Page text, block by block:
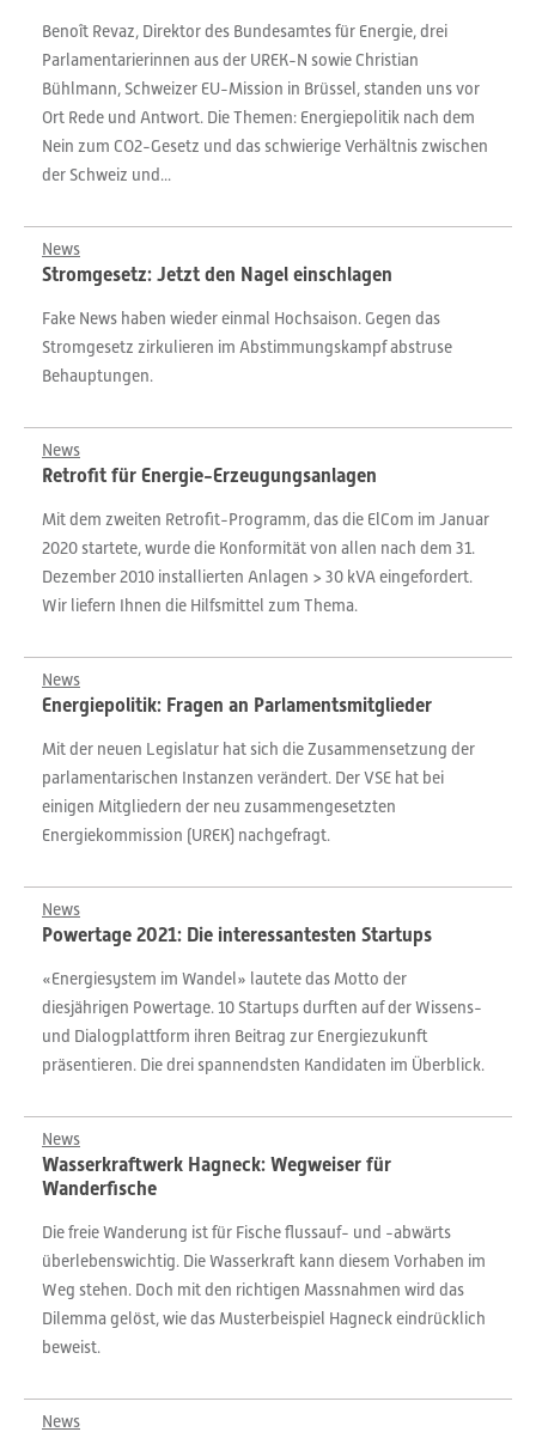
Benoît Revaz, Direktor des Bundesamtes für Energie, drei
Parlamentarierinnen aus der UREK-N sowie Christian
Bühlmann, Schweizer EU-Mission in Brüssel, standen uns vor
Ort Rede und Antwort. Die Themen: Energiepolitik nach dem
Nein zum CO2-Gesetz und das schwierige Verhältnis zwischen
der Schweiz und...
News
Stromgesetz: Jetzt den Nagel einschlagen
Fake News haben wieder einmal Hochsaison. Gegen das
Stromgesetz zirkulieren im Abstimmungskampf abstruse
Behauptungen.
News
Retrofit für Energie-Erzeugungsanlagen
Mit dem zweiten Retrofit-Programm, das die ElCom im Januar
2020 startete, wurde die Konformität von allen nach dem 31.
Dezember 2010 installierten Anlagen > 30 kVA eingefordert.
Wir liefern Ihnen die Hilfsmittel zum Thema.
News
Energiepolitik: Fragen an Parlamentsmitglieder
Mit der neuen Legislatur hat sich die Zusammensetzung der
parlamentarischen Instanzen verändert. Der VSE hat bei
einigen Mitgliedern der neu zusammengesetzten
Energiekommission (UREK) nachgefragt.
News
Powertage 2021: Die interessantesten Startups
«Energiesystem im Wandel» lautete das Motto der
diesjährigen Powertage. 10 Startups durften auf der Wissens-
und Dialogplattform ihren Beitrag zur Energiezukunft
präsentieren. Die drei spannendsten Kandidaten im Überblick.
News
Wasserkraftwerk Hagneck: Wegweiser für
Wanderfische
Die freie Wanderung ist für Fische flussauf- und -abwärts
überlebenswichtig. Die Wasserkraft kann diesem Vorhaben im
Weg stehen. Doch mit den richtigen Massnahmen wird das
Dilemma gelöst, wie das Musterbeispiel Hagneck eindrücklich
beweist.
News